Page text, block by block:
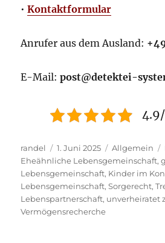
•Kontaktformular
Anrufer aus dem Ausland:
E-Mail:post@detektei-
Autor
randel
Veröffentlicht
am
1. Juni 2025 Kategorien
Allgemein
Eheähnliche Lebensgemeinschaft,
Lebensgemeinschaft, Kinder im
Lebensgemeinschaft,Sorgerecht,
Lebenspartnerschaft, unverheiratet
Vermögensrecherche